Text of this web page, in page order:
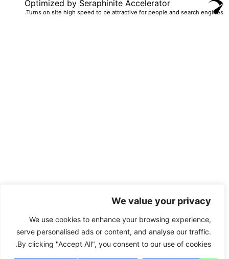
We value your privacy
We use cookies to enhance your browsing experience,
serve personalised ads or content, and analyse our traffic.
By clicking "Accept All", you consent to our use of cookies.
Optimized by Seraphinite Accelerator
Turns on site high speed to be attractive for people and search engines.